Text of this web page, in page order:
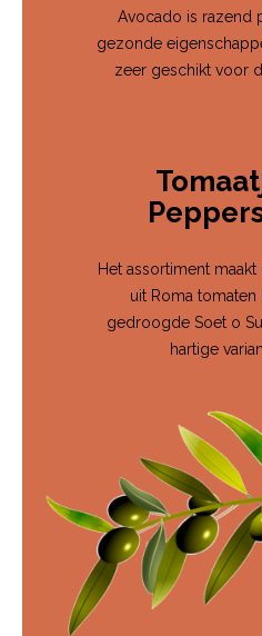
Avocado is razend
gezonde
zeer geschikt voor
Het assortiment
uit Roma
gedroogde Soet o
hartige